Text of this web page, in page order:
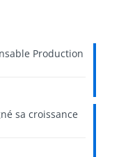
Production
sa croissance